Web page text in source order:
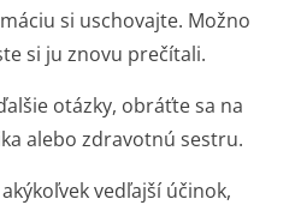
si uschovajte. Možno
si ju znovu prečítali.
otázky, obráťte sa na
alebo zdravotnú sestru.
vedľajší účinok,